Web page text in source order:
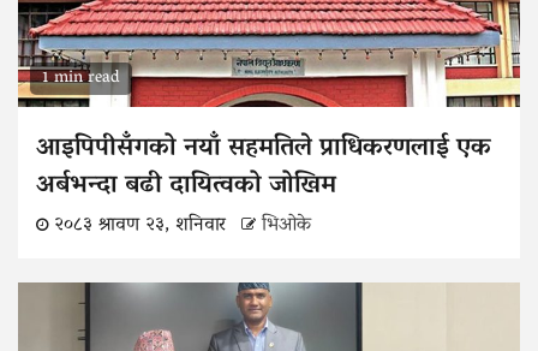
1 min read
आइपिपीसँगको नयाँ सहमतिले प्राधिकरणलाई एक
अर्बभन्दा बढी दायित्वको जोखिम
२०८३ श्रावण २३, शनिवार भिओके